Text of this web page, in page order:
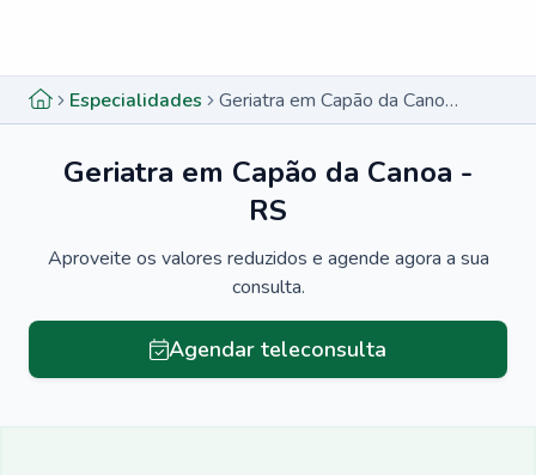
Especialidades Geriatra em Capão da Canoa - RS
Geriatra em Capão da Canoa -
RS
Aproveite os valores reduzidos e agende agora a sua
consulta.
Agendar teleconsulta